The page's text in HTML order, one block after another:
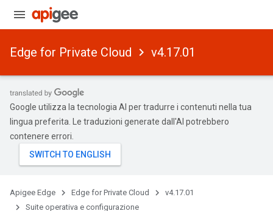
Edge for Private Cloud v4.17.01
Google utilizza la tecnologia AI per tradurre i contenuti nella tua
lingua preferita. Le traduzioni generate dall'AI potrebbero
contenere errori.
Apigee Edge Edge for Private Cloud
v4.17.01
Suite operativa e configurazione